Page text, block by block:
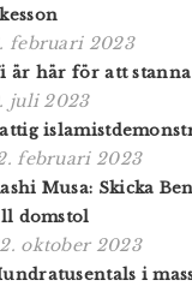
februari 2023
är här för att stanna
juli 2023
februari 2023
Musa: Skicka
domstol
oktober 2023
i